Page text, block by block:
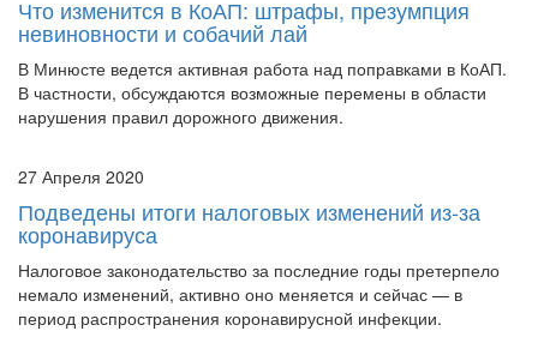
В Минюсте ведется активная работа над поправками в КоАП.
В частности, обсуждаются возможные перемены в области
нарушения правил дорожного движения.
27 Апреля 2020
коронавируса
Налоговое законодательство за последние годы претерпело
немало изменений, активно оно меняется и сейчас — в
период распространения коронавирусной инфекции.
27 Апреля 2020